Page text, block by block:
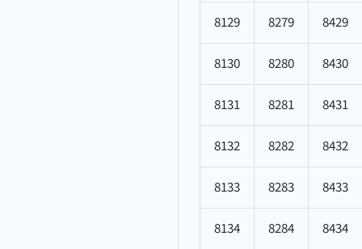
8129 8279 8429
8130 8280 8430
8131 8281 8431
8132 8282 8432
8133 8283 8433
8134 8284 8434